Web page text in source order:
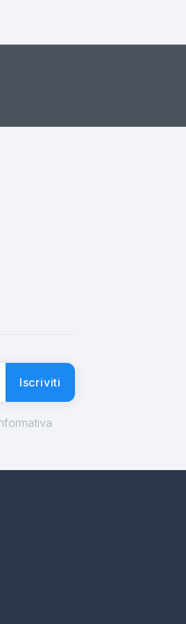
Iscriviti